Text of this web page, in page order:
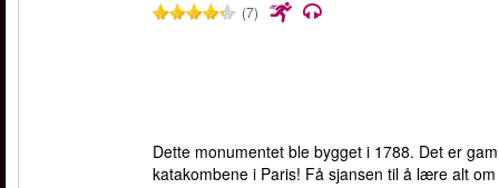
(7)
Dette monumentet ble bygget i 1788. Det er
katakombene i Paris! Få sjansen til å lære alt